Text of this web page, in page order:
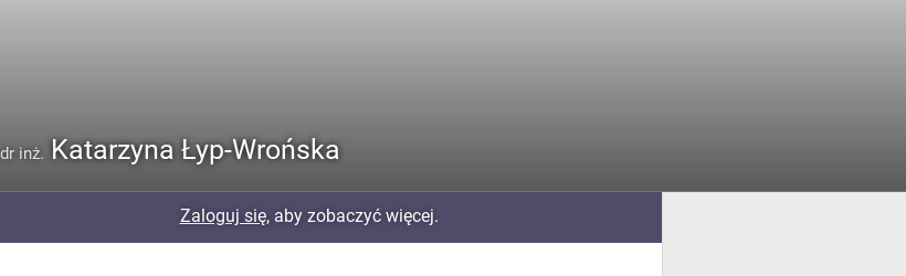
dr inż. Katarzyna Łyp-Wrońska
Zaloguj się, aby zobaczyć więcej.